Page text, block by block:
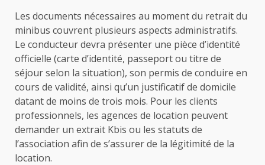
Les documents nécessaires au moment du retrait du
minibus couvrent plusieurs aspects administratifs.
Le conducteur devra présenter une pièce d’identité
officielle (carte d’identité, passeport ou titre de
séjour selon la situation), son permis de conduire en
cours de validité, ainsi qu’un justificatif de domicile
datant de moins de trois mois. Pour les clients
professionnels, les agences de location peuvent
demander un extrait Kbis ou les statuts de
l’association afin de s’assurer de la légitimité de la
location.